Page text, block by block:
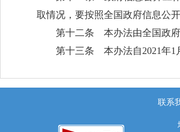
取情况，要按照全国政府信息公
第十二条 本办法由全国政府
第十三条 本办法自2021年1
联系